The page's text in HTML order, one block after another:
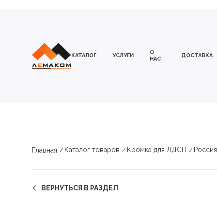
КАТАЛОГ УСЛУГИ
О
НАС
ДОСТАВКА
Главная Каталог товаров Кромка для ЛДСП
ВЕРНУТЬСЯ В РАЗДЕЛ